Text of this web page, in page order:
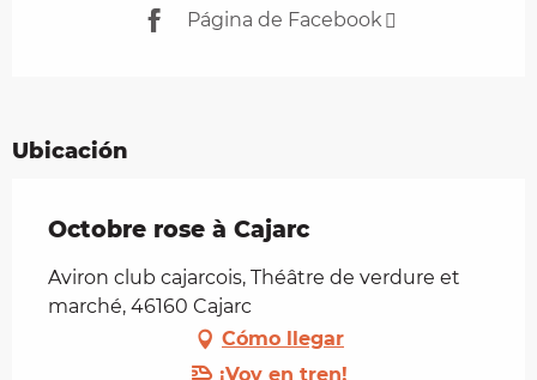
Página de Facebook
Ubicación
Octobre rose à Cajarc
Aviron club cajarcois, Théâtre de verdure et
marché, 46160 Cajarc
Cómo llegar
¡Voy en tren!